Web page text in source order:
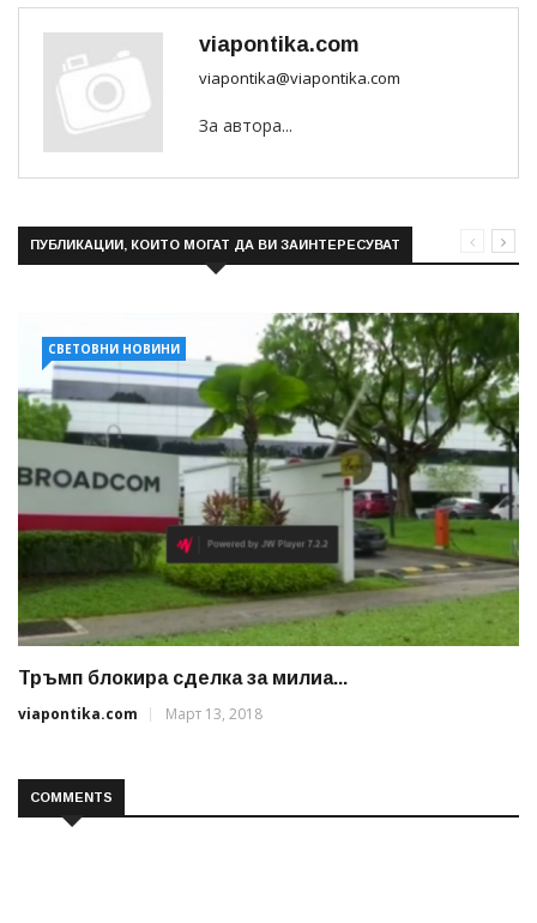
viapontika.com
viapontika@viapontika.com
За автора...
ПУБЛИКАЦИИ, КОИТО МОГАТ ДА ВИ ЗАИНТЕРЕСУВАТ
СВЕТОВНИ НОВИНИ
Тръмп блокира сделка за милиа...
viapontika.com
Март 13, 2018
COMMENTS